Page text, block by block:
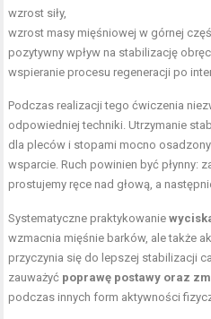
wzrost siły,
wzrost masy mięśniowej w górnej
pozytywny wpływ na stabilizację
wspieranie procesu regeneracji po
Podczas realizacji tego ćwiczenia
odpowiedniej techniki. Utrzymanie
dla pleców i stopami mocno
wsparcie. Ruch powinien być płynny:
prostujemy ręce nad głową, a
Systematyczne praktykowanie
wzmacnia mięśnie barków, ale także
przyczynia się do lepszej stabilizacji
zauważyć poprawę postawy oraz
podczas innych form aktywności